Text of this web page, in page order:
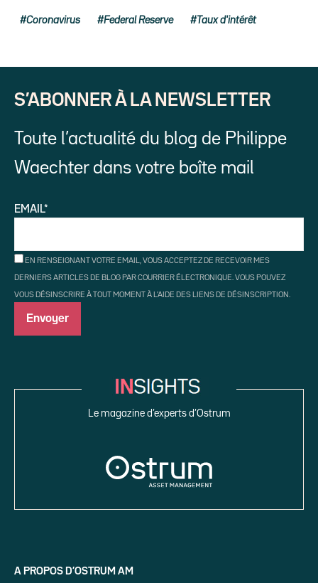
Coronavirus Federal Reserve Taux d'intérêt
S’ABONNER À LA NEWSLETTER
Toute l’actualité du blog de Philippe
Waechter dans votre boîte mail
EMAIL*
EN RENSEIGNANT VOTRE EMAIL, VOUS ACCEPTEZ DE RECEVOIR MES
DERNIERS ARTICLES DE BLOG PAR COURRIER ÉLECTRONIQUE. VOUS POUVEZ
VOUS DÉSINSCRIRE À TOUT MOMENT À L'AIDE DES LIENS DE DÉSINSCRIPTION.
Le magazine d’experts d’Ostrum
A PROPOS D’OSTRUM AM